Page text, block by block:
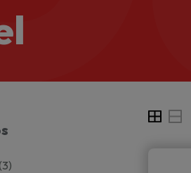
(3)